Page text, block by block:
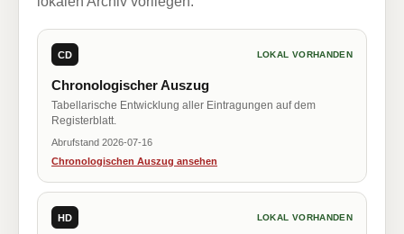
CD LOKAL VORHANDEN
Chronologischer Auszug
Tabellarische Entwicklung aller Eintragungen auf dem
Registerblatt.
Abrufstand 2026-07-16
Chronologischen Auszug ansehen
HD LOKAL VORHANDEN